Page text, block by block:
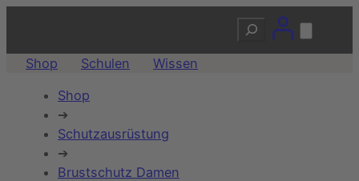
Suchen
Shop Schulen Wissen
Shop
➔
Schutzausrüstung
➔
Brustschutz Damen